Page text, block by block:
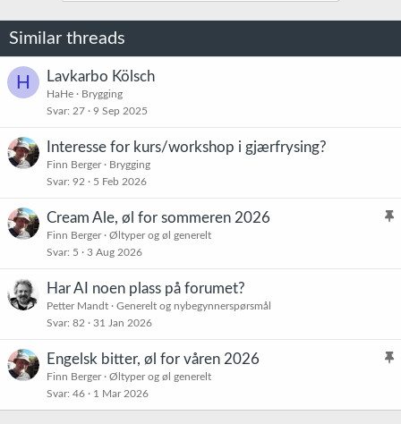
Similar threads
H Lavkarbo Kölsch
HaHe
Brygging
Svar 27 9 Sep 2025
Interesse for kurs/workshop i gjærfrysing?
Finn Berger
Brygging
Svar 92 5 Feb 2026
K
Cream Ale, øl for sommeren 2026
Finn Berger
Øltyper og øl generelt
Svar 5 3 Aug 2026
Har AI noen plass på forumet?
Petter Mandt
Generelt og nybegynnerspørsmål
Svar 82 31 Jan 2026
K
s
Engelsk bitter, øl for våren 2026
Finn Berger
Øltyper og øl generelt
Svar 46 1 Mar 2026